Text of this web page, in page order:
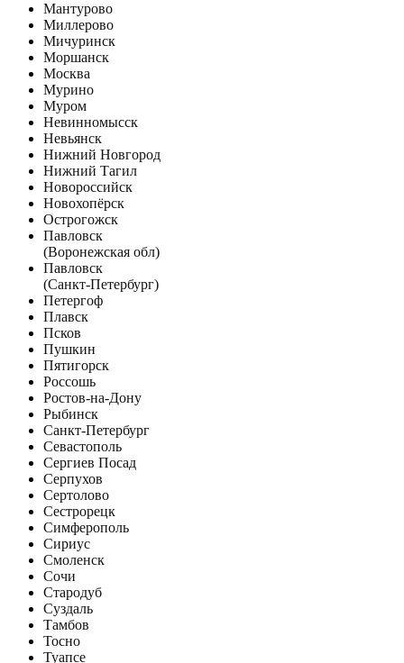
Мантурово
Миллерово
Мичуринск
Моршанск
Москва
Мурино
Муром
Невинномысск
Невьянск
Нижний Новгород
Нижний Тагил
Новороссийск
Новохопёрск
Острогожск
Павловск
(Воронежская обл)
Павловск
(Санкт-Петербург)
Петергоф
Плавск
Псков
Пушкин
Пятигорск
Россошь
Ростов-на-Дону
Рыбинск
Санкт-Петербург
Севастополь
Сергиев Посад
Серпухов
Сертолово
Сестрорецк
Симферополь
Сириус
Смоленск
Сочи
Стародуб
Суздаль
Тамбов
Тосно
Туапсе